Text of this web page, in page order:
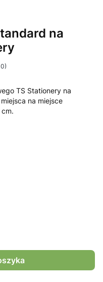
na
TS Stationery na
na miejsce